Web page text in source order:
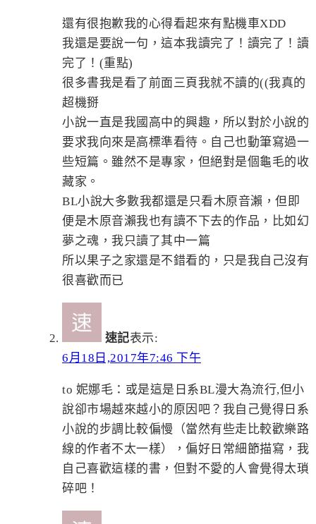
還有很抱歉我的心得看起來有點機車XDD
我還是要說一句，這本我讀完了！讀完了！讀
完了！(重點)
很多書我是看了前面三頁我就不讀的((我真的
超機掰
小說一直是我國高中的興趣，所以對於小說的
要求我向來是高標準看待。自己也動筆寫過一
些短篇。雖然不是專家，但絕對是個龜毛的收
藏家。
BL小說大多數我都還是只看木原音瀨，但即
便是木原音瀨我也有讀不下去的作品，比如幻
夢之魂，我只讀了其中一篇
所以果子之家還是不錯看的，只是我自己沒有
很喜歡而已
速記表示:
6月18日,2017年7:46 下午
to 妮娜毛：或是這是日系BL漫大為流行,但小
說卻市場越來越小的原因吧？我自己覺得日系
小說的步調比較偏慢（當然有些走比較歡樂路
線的作者不太一樣），偏好日常細節描寫，我
自己喜歡這樣的書，但對不愛的人會覺得太瑣
碎吧！